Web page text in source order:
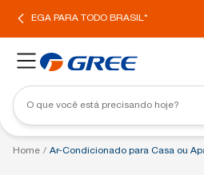
PAGUE EM ATÉ 10X
Home / Ar-Condicionado para Casa ou